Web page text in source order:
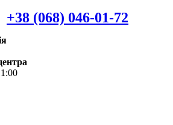
+38 (068) 046-01-72